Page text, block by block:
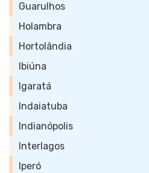
Guarulhos
Holambra
Hortolândia
Ibiúna
Igaratá
Indaiatuba
Indianópolis
Interlagos
Iperó